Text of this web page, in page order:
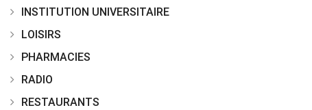
INSTITUTION UNIVERSITAIRE
LOISIRS
PHARMACIES
RADIO
RESTAURANTS